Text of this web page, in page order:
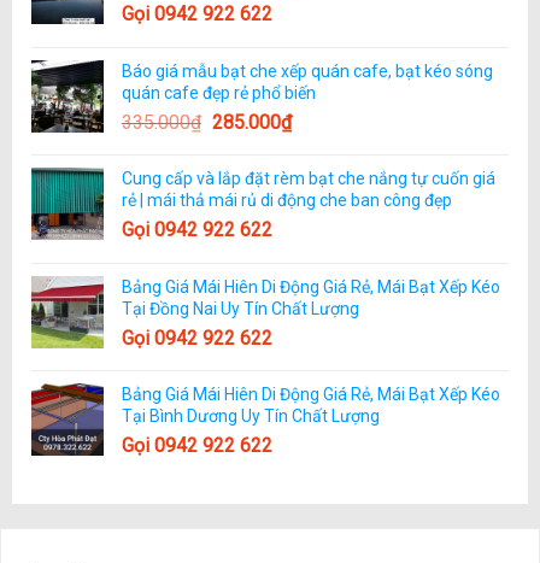
Gọi 0942 922 622
Báo giá mẫu bạt che xếp quán cafe, bạt kéo sóng
quán cafe đẹp rẻ phổ biến
335.000₫ 285.000₫
Cung cấp và lắp đặt rèm bạt che nắng tự cuốn giá
rẻ | mái thả mái rủ di động che ban công đẹp
Gọi 0942 922 622
Bảng Giá Mái Hiên Di Động Giá Rẻ, Mái Bạt Xếp Kéo
Tại Đồng Nai Uy Tín Chất Lượng
Gọi 0942 922 622
Bảng Giá Mái Hiên Di Động Giá Rẻ, Mái Bạt Xếp Kéo
Tại Bình Dương Uy Tín Chất Lượng
Gọi 0942 922 622